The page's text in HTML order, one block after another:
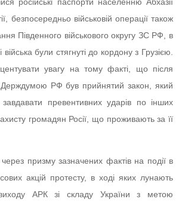
безпосередньо військовій операції також
Південного військового округу ЗС РФ, в
війська були стягнуті до кордону з Грузією.
увагу на тому факті, що після
РФ був прийнятий закон, який
превентивних ударів по інших
громадян Росії, що проживають за її
призму зазначених фактів на події в
акцій протесту, в ході яких лунають
АРК зі складу України з метою